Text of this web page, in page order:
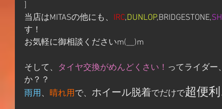
]
当店はMITASの他にも、 IRC,DUNLOP,BRIDGESTONE,
す！
お気軽に御相談くださいm(__)m
そして、 タイヤ交換がめんどくさい！ ってライダー
か？？
雨用 、 晴れ用で、 ホイール脱着でだけで超便